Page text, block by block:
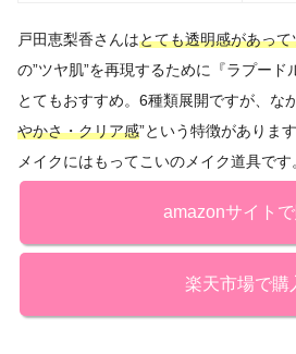
戸田恵梨香さんはとても透明感があっ
の”ツヤ肌”を再現するために『ラプード
とてもおすすめ。6種類展開ですが、な
やかさ・クリア感”という特徴がありま
メイクにはもってこいのメイク道具です
amazonサイトで
楽天市場で購